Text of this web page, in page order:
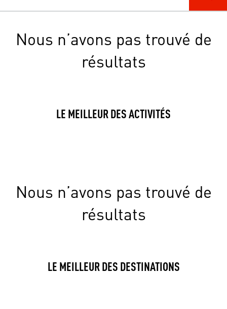
Nous n’avons pas trouvé de
résultats
LE MEILLEUR DES ACTIVITÉS
Nous n’avons pas trouvé de
résultats
LE MEILLEUR DES DESTINATIONS